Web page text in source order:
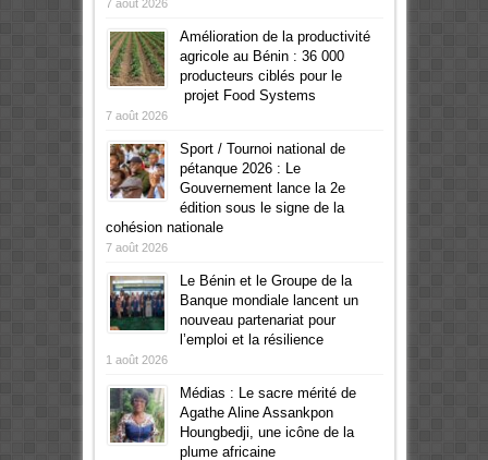
7 août 2026
Amélioration de la productivité
agricole au Bénin : 36 000
producteurs ciblés pour le
projet Food Systems
7 août 2026
Sport / Tournoi national de
pétanque 2026 : Le
Gouvernement lance la 2e
édition sous le signe de la
cohésion nationale
7 août 2026
Le Bénin et le Groupe de la
Banque mondiale lancent un
nouveau partenariat pour
l’emploi et la résilience
1 août 2026
Médias : Le sacre mérité de
Agathe Aline Assankpon
Houngbedji, une icône de la
plume africaine